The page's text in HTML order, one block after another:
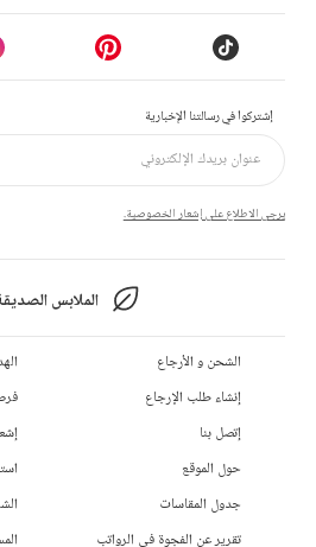
إشتركوا في رسالتنا الإخبارية
يرجى الاطلاع على إشعار الخصوصية.
الملابس
الشحن و الأرجاع
إنشاء طلب الإرجاع
إتصل بنا
حول الموقع
جدول المقاسات
تقرير عن الفجوة في الرواتب